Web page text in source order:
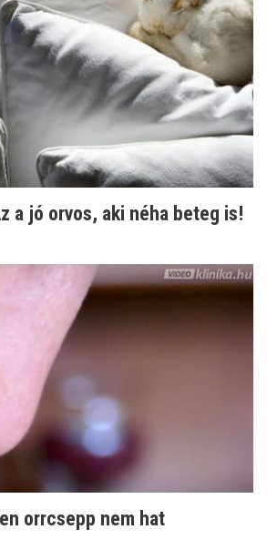
a jó orvos, aki néha beteg is!
orrcsepp nem hat